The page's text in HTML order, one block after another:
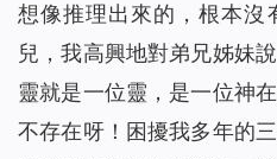
想像推理出來的，根本沒
兒，我高興地對弟兄姊妹
靈就是一位靈，是一位神
不存在呀！困擾我多年的